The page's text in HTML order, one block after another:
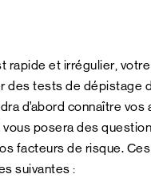
rapide et irrégulier,
des tests de dépistage
d’abord connaître
vous posera des
facteurs de risque. Ces
suivantes :